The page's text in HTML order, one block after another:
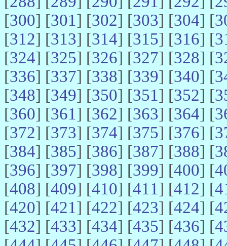
[300] [301] [302] [303] [304] [
[312] [313] [314] [315] [316] [
[324] [325] [326] [327] [328] [
[336] [337] [338] [339] [340] [
[348] [349] [350] [351] [352] [
[360] [361] [362] [363] [364] [
[372] [373] [374] [375] [376] [
[384] [385] [386] [387] [388] [
[396] [397] [398] [399] [400] [
[408] [409] [410] [411] [412] [
[420] [421] [422] [423] [424] [
[432] [433] [434] [435] [436] [